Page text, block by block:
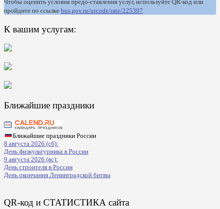
Чтобы оценить условия предо-ставления услуг, используйте QR-код или
пройдите по ссылке bus.gov.ru/qrcode/rate/225397
К вашим услугам:
Ближайшие праздники
Ближайшие праздники России
8 августа 2026 (сб):
День физкультурника в России
9 августа 2026 (вс):
День строителя в России
День окончания Ленинградской битвы
QR-код и СТАТИСТИКА сайта